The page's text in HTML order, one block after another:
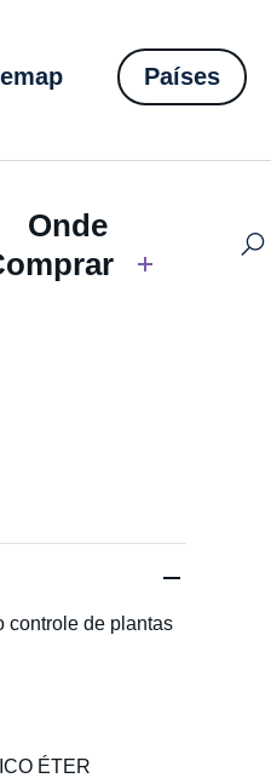
Países
Onde
controle de plantas
ÉTER